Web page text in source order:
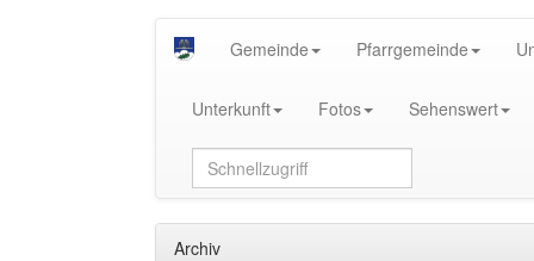
Gemeinde Pfarrgemeinde
Unterkunft Fotos Sehenswert
Archiv